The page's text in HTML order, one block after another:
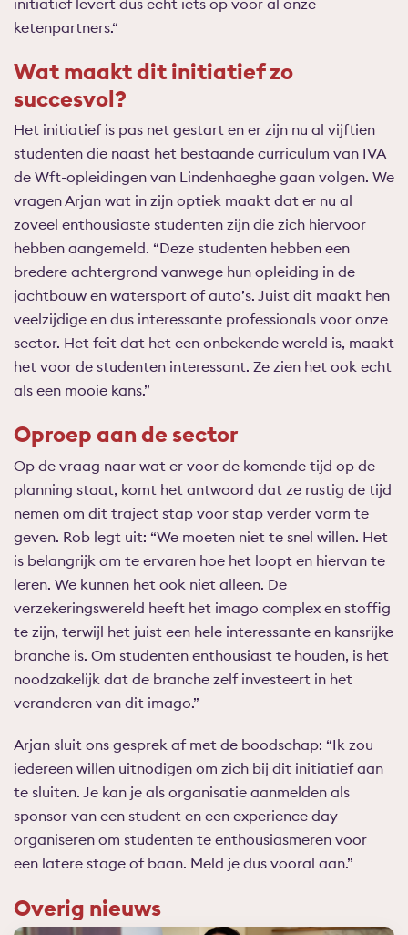
initiatief levert dus echt iets op voor al onze
ketenpartners.“
Wat maakt dit initiatief zo
succesvol?
Het initiatief is pas net gestart en er zijn nu al vijftien
studenten die naast het bestaande curriculum van IVA
de Wft-opleidingen van Lindenhaeghe gaan volgen. We
vragen Arjan wat in zijn optiek maakt dat er nu al
zoveel enthousiaste studenten zijn die zich hiervoor
hebben aangemeld. “Deze studenten hebben een
bredere achtergrond vanwege hun opleiding in de
jachtbouw en watersport of auto’s. Juist dit maakt hen
veelzijdige en dus interessante professionals voor onze
sector. Het feit dat het een onbekende wereld is, maakt
het voor de studenten interessant. Ze zien het ook echt
als een mooie kans.”
Oproep aan de sector
Op de vraag naar wat er voor de komende tijd op de
planning staat, komt het antwoord dat ze rustig de tijd
nemen om dit traject stap voor stap verder vorm te
geven. Rob legt uit: “We moeten niet te snel willen. Het
is belangrijk om te ervaren hoe het loopt en hiervan te
leren. We kunnen het ook niet alleen. De
verzekeringswereld heeft het imago complex en stoffig
te zijn, terwijl het juist een hele interessante en kansrijke
branche is. Om studenten enthousiast te houden, is het
noodzakelijk dat de branche zelf investeert in het
veranderen van dit imago.”
Arjan sluit ons gesprek af met de boodschap: “Ik zou
iedereen willen uitnodigen om zich bij dit initiatief aan
te sluiten. Je kan je als organisatie aanmelden als
sponsor van een student en een experience day
organiseren om studenten te enthousiasmeren voor
een latere stage of baan. Meld je dus vooral aan.”
Overig nieuws